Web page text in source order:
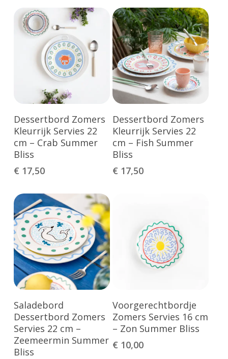
Toevoegen Aan
Winkelwagen
Dessertbord Zomers
Kleurrijk Servies 22
cm – Crab Summer
Bliss
€ 17,50
Toevoegen Aan
Winkelwagen
Dessertbord Zomers
Kleurrijk Servies 22
cm – Fish Summer
Bliss
€ 17,50
Toevoegen Aan
Winkelwagen
Saladebord
Dessertbord Zomers
Servies 22 cm –
Zeemeermin Summer
Bliss
Toevoegen Aan
Winkelwagen
Voorgerechtbordje
Zomers Servies 16 cm
– Zon Summer Bliss
€ 10,00